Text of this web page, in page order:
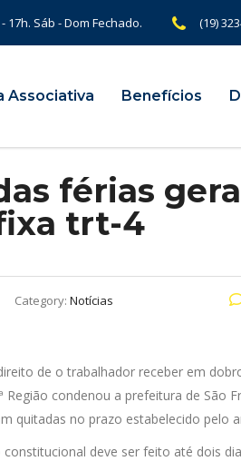
17h. Sáb - Dom Fechado. (19)
Associativa Benefícios
férias
trt-4
Category: Notícias
de o trabalhador receber em
condenou a prefeitura de São
quitadas no prazo estabelecido pelo
deve ser feito até dois